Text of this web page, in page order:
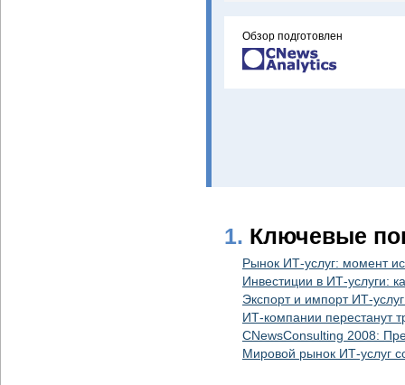
Обзор подготовлен
1. Ключевые
Рынок ИТ-услуг: момент
Инвестиции в ИТ-услуги:
Экспорт и импорт ИТ-
ИТ-компании перестанут
CNewsConsulting 2008:
Мировой рынок ИТ-услуг